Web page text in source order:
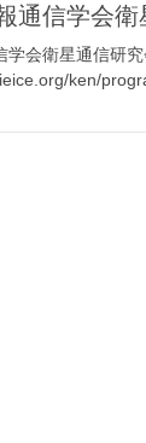
通信学会衛
学会衛星通信研
ken/